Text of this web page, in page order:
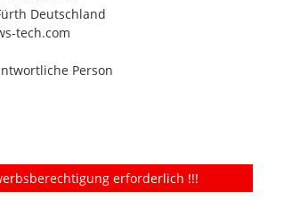
Deutschland
tech.com
Person
erforderlich !!!